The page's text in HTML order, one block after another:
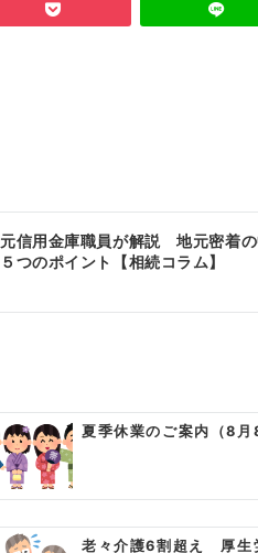
元信用金庫職員が解説 地元密着
５つのポイント【相続コラム】
夏季休業のご案内（8月
老々介護6割超え 厚生